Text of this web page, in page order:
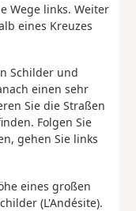
Wege links. Weiter
eines Kreuzes
Schilder und
einen sehr
Sie die Straßen
Folgen Sie
gehen Sie links
eines großen
(L'Andésite).